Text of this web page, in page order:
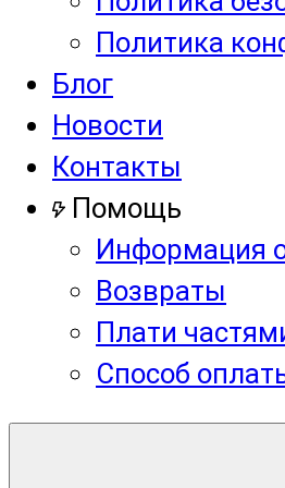
Политика
Блог
Новости
Контакты
Помощь
Информация
Возвраты
Плати
Способ